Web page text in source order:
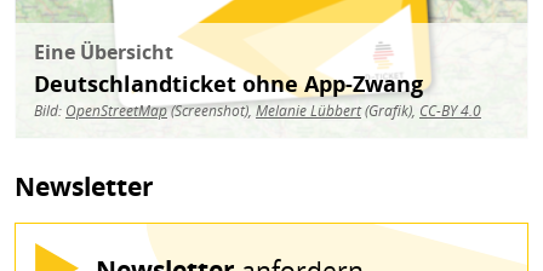
Eine Übersicht
Deutschlandticket ohne App-Zwang
Bild: OpenStreetMap(Screenshot),Melanie Lübbert(Grafik), CC-BY 4.0
Newsletter